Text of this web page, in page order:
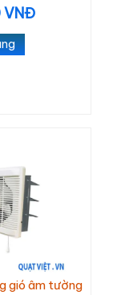
VNĐ
gió âm tường